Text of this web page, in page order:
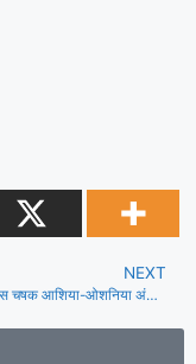
NEXT
ज्युनियर डेव्हिस चषक आशिया-ओशनिया अंतिम पात्रता स्पर्धेच्या उपांत्यपूर्व फेरीत भारताची मजल